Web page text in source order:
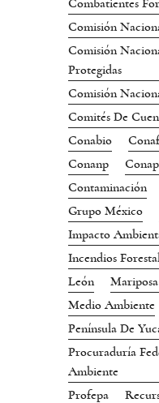
Combatientes
Comisión
Comisión
Protegidas
Comisión
Comités De
Conabio
Conanp
Contaminación
Grupo México
Impacto
Incendios
León
Medio Ambiente
Península De
Procuraduría
Ambiente
Profepa